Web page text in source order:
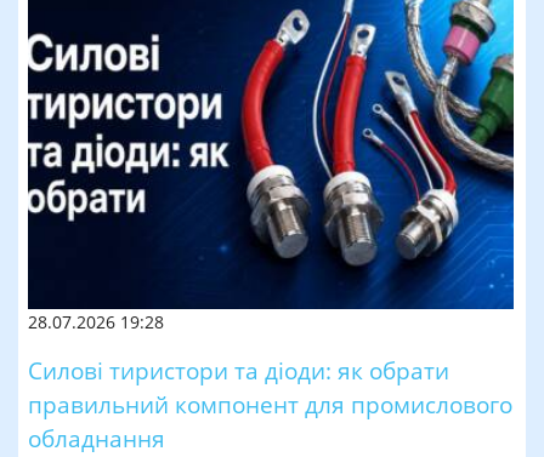
28.07.2026 19:28
Силові тиристори та діоди: як обрати
правильний компонент для промислового
обладнання